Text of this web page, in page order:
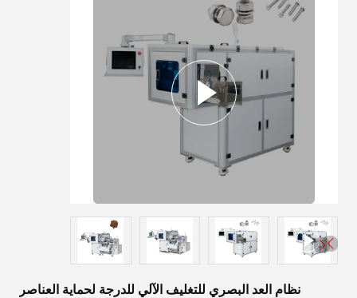
نظام العد البصري للتغليف الآلي للدرجة لحماية العناصر